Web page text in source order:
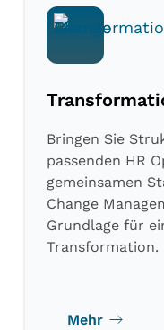
Bringen Sie
passenden HR
gemeinsamen
Change
Grundlage für
Transformation.
Mehr